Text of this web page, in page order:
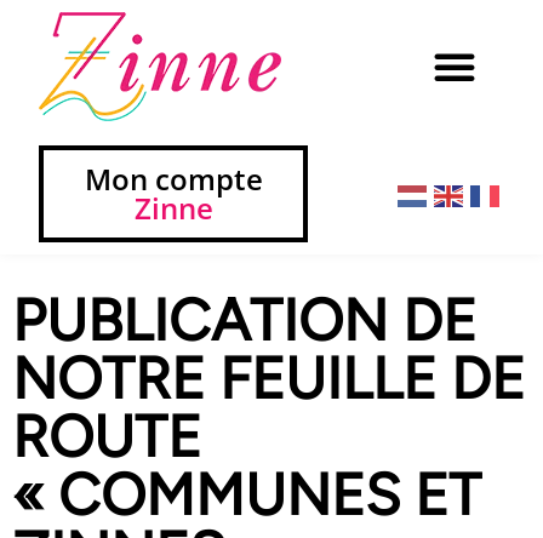
Mon compte
Zinne
PUBLICATION DE
NOTRE FEUILLE DE
ROUTE
« COMMUNES ET